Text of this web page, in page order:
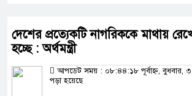
দেশের প্রত্যেকটি নাগরিককে মাথায়
হচ্ছে : অর্থমন্ত্রী
আপডেট সময় : ০৮:৪৪:১৮ পূর্বাহ্ন, বুধবার,
পড়া হয়েছে